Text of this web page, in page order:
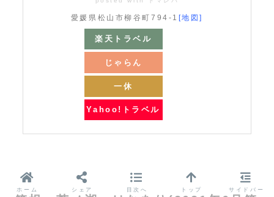
愛媛県松山市柳谷町794-1 [地図]
楽天トラベル
じゃらん
一休
Yahoo!トラベル
ホーム シェア 目次へ トップ サイドバー